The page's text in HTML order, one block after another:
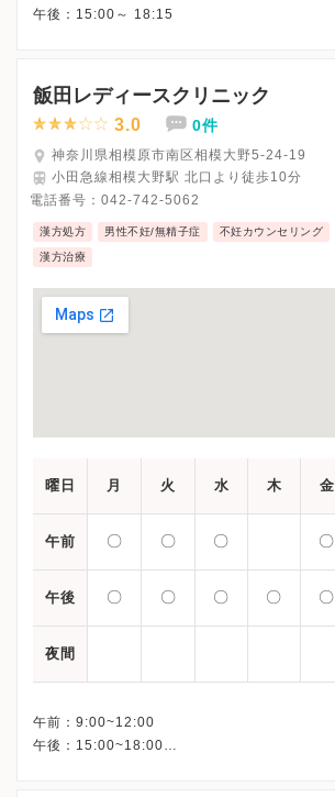
飯田レディースクリニック
3.0 0件
神奈川県相模原市南区相模大野5-24-19
小田急線相模大野駅 北口より徒歩10分
電話番号： 042-742-5062
漢方処方 男性不妊/無精子症 不妊カウンセリング
漢方治療
曜日 月 火 水 木 金
午前 〇 〇 〇 〇
午後 〇 〇 〇 〇 〇
夜間
午前：9:00~12:00
午後：15:00~18:00